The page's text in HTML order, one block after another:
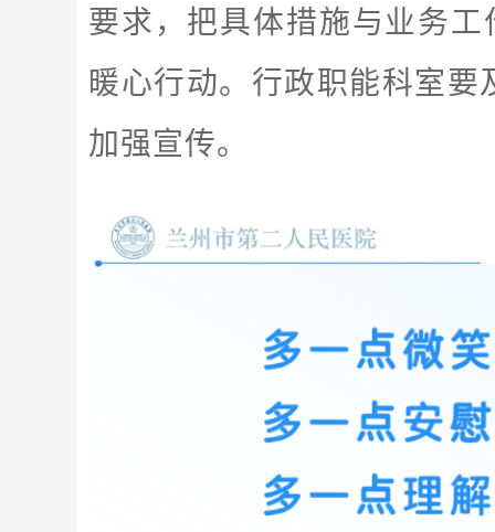
要求，把具体措施与业务工
暖心行动。行政职能科室
加强宣传。